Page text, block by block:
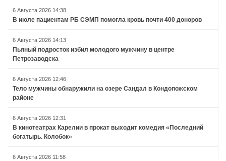
6 Августа 2026 14:38
В июле пациентам РБ СЭМП помогла кровь почти 400 доноров
6 Августа 2026 14:13
Пьяный подросток избил молодого мужчину в центре
Петрозаводска
6 Августа 2026 12:46
Тело мужчины обнаружили на озере Сандал в Кондопожском
районе
6 Августа 2026 12:31
В кинотеатрах Карелии в прокат выходит комедия «Последний
богатырь. Колобок»
6 Августа 2026 11:58